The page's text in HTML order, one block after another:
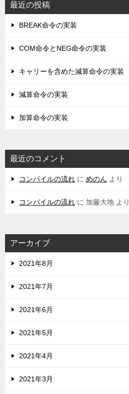
最近の投稿
BREAK命令の実装
COM命令とNEG命令の実装
キャリーを含めた減算命令の実装
減算命令の実装
加算命令の実装
最近のコメント
コンパイルの流れ に めのん より
コンパイルの流れ に 加藤大地 より
アーカイブ
2021年8月
2021年7月
2021年6月
2021年5月
2021年4月
2021年3月